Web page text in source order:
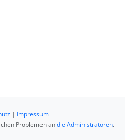
| Impressum
Problemen andie Administratoren.